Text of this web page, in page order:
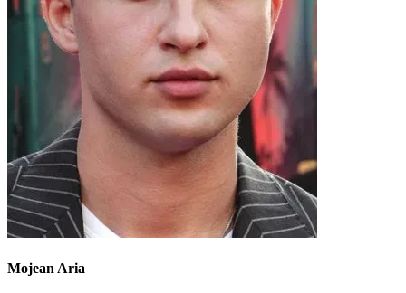
Mojean Aria